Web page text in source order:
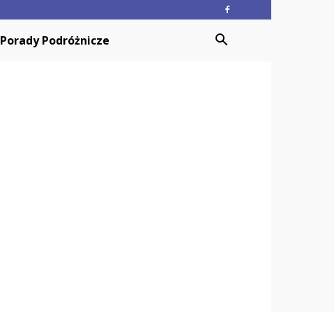
Porady Podróżnicze